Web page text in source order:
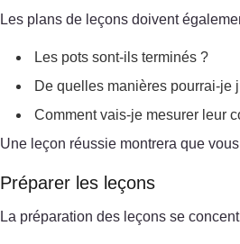
Les plans de leçons doivent
Les pots sont-ils terminés ?
De quelles manières pourrai-je
Comment vais-je mesurer leur
Une leçon réussie montrera que
Préparer les leçons
La préparation des leçons se